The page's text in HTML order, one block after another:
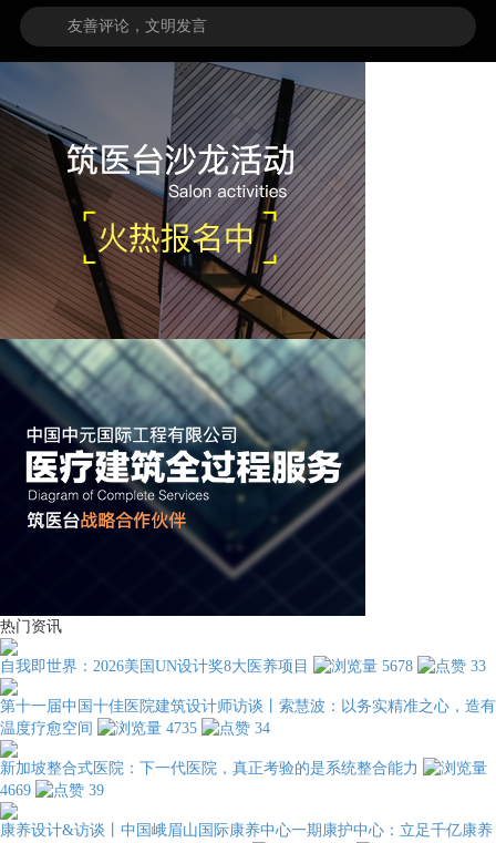
热门资讯
自我即世界：2026美国UN设计奖8大医养项目 5678 33
第十一届中国十佳医院建筑设计师访谈丨索慧波：以务实精准之心，造有
温度疗愈空间
4735 34
新加坡整合式医院：下一代医院，真正考验的是系统整合能力
4669
39
康养设计&访谈丨中国峨眉山国际康养中心一期康护中心：立足千亿康养